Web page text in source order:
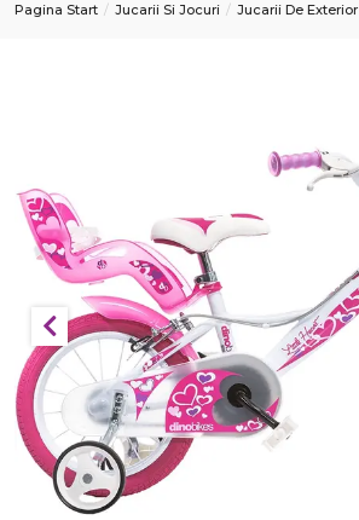
Pagina Start Jucarii Si Jocuri Jucarii De Exterior